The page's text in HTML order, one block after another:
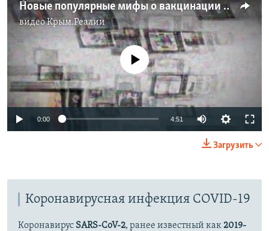
Новые популярные мифы о вакцинации против COVID-19 | StopFake News (видео)
видеоКрым.Реалии
Auto 240p 360p 480p
1080p
No media source currently available
0:00 4:51
240p
480p
720p
Загрузить
Коронавирусная инфекция COVID-19
Коронавирус SARS-CoV-2, ранее известный как2019-